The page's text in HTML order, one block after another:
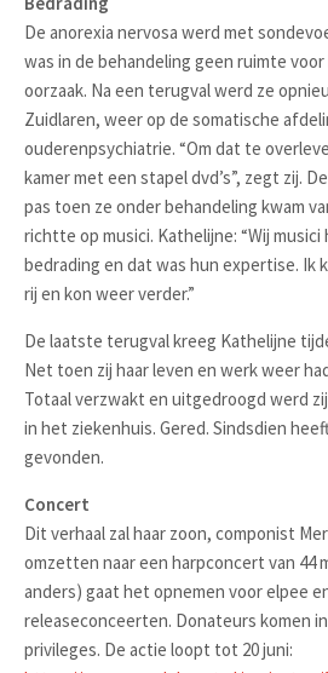
De anorexia nervosa werd met
was in de behandeling geen ruimte
oorzaak. Na een terugval werd ze
Zuidlaren, weer op de somatische
ouderenpsychiatrie. “Om dat te
kamer met een stapel dvd’s”, zegt zij.
pas toen ze onder behandeling kwam
richtte op musici. Kathelijne: “Wij
bedrading en dat was hun expertise. Ik
rij en kon weer verder.”
De laatste terugval kreeg Kathelijne
Net toen zij haar leven en werk weer
Totaal verzwakt en uitgedroogd werd
in het ziekenhuis. Gered. Sindsdien
gevonden.
Concert
Dit verhaal zal haar zoon, componist
omzetten naar een harpconcert van 44
anders) gaat het opnemen voor elpee
releaseconceerten. Donateurs komen
privileges. De actie loopt tot 20 juni: